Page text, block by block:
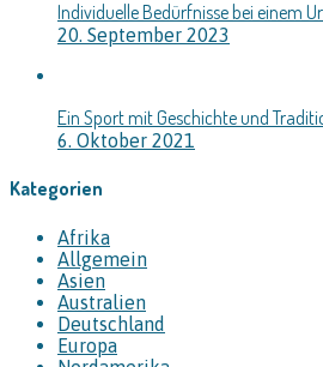
Individuelle Bedürfnisse bei einem
20. September 2023
Ein Sport mit Geschichte und
6. Oktober 2021
Kategorien
Afrika
Allgemein
Asien
Australien
Deutschland
Europa